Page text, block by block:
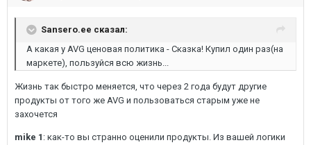
Sansero.ee сказал:
А какая у AVG ценовая политика - Сказка! Купил один раз(на
маркете), пользуйся всю жизнь...
Жизнь так быстро меняется, что через 2 года будут другие
продукты от того же AVG и пользоваться старым уже не
захочется
mike 1 : как-то вы странно оценили продукты. Из вашей логики